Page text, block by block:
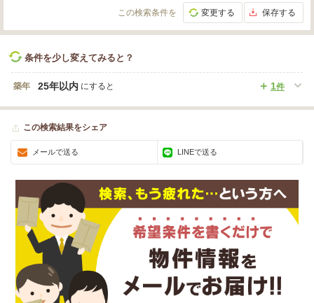
この検索条件を 変更する 保存する
条件を少し変えてみると？
築年 1件
25年以内 にすると
この検索結果をシェア
メールで送る LINEで送る